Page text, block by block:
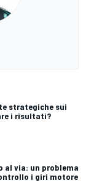
strategiche sui
i risultati?
al via: un problema
i giri motore